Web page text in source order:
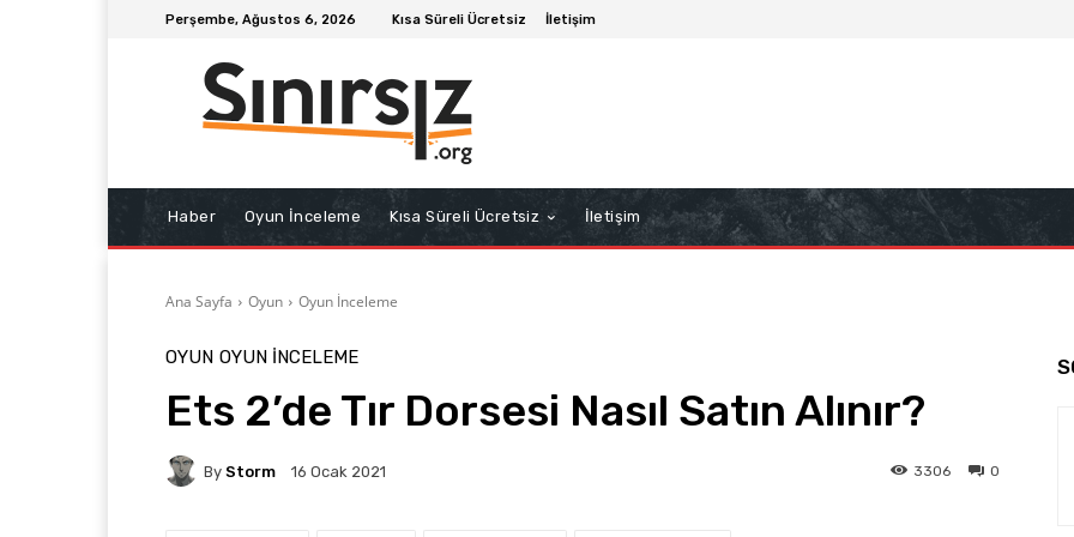
Perşembe, Ağustos 6, 2026 Kısa Süreli Ücretsiz İletişim
Haber Oyun İnceleme Kısa Süreli Ücretsiz İletişim
Ana Sayfa Oyun Oyun İnceleme
OYUN OYUN İNCELEME
Ets 2’de Tır Dorsesi Nasıl Satın Alınır?
By Storm 16 Ocak 2021 0
3306